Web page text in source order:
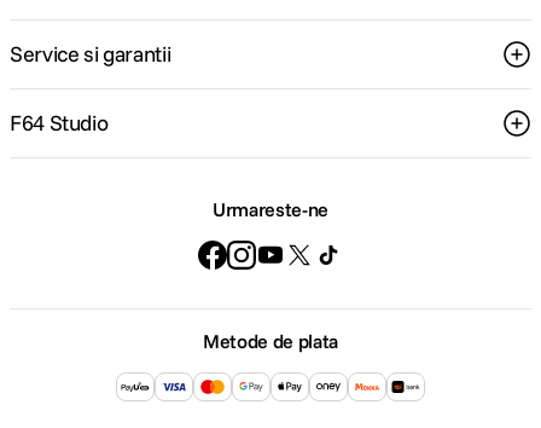
Service si garantii
F64 Studio
Urmareste-ne
Metode de plata